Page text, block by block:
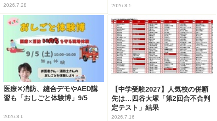
2026.7.28 2026.8.5
医療✕消防、縫合デモやAED講
習も「おしごと体験博」9/5
2026.8.6
【中学受験2027】人気校の併願
先は…四谷大塚「第2回合不合判
定テスト」結果
2026.7.16